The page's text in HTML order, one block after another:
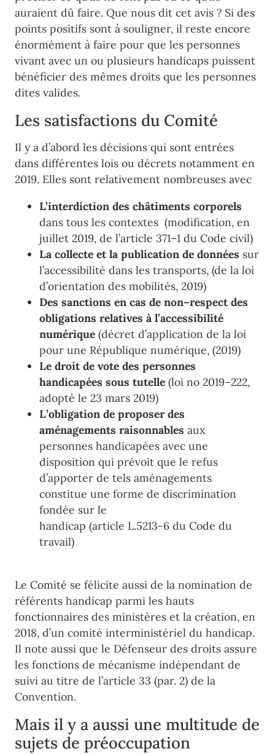
auraient dû faire. Que nous dit cet avis ? Si des
points positifs sont à souligner, il reste encore
énormément à faire pour que les personnes
vivant avec un ou plusieurs handicaps puissent
bénéficier des mêmes droits que les personnes
dites valides.
Les satisfactions du Comité
Il y a d’abord les décisions qui sont entrées
dans différentes lois ou décrets notamment en
2019. Elles sont relativement nombreuses avec
L’interdiction des châtiments corporels
dans tous les contextes (modification, en
juillet 2019, de l’article 371–1 du Code civil)
La collecte et la publication de données sur
l’accessibilité dans les transports, (de la loi
d’orientation des mobilités, 2019)
Des sanctions en cas de non–respect des
obligations relatives à l’accessibilité
numérique (décret d’application de la loi
pour une République numérique, (2019)
Le droit de vote des personnes
handicapées sous tutelle (loi no 2019–222,
adopté le 23 mars 2019)
L’obligation de proposer des
aménagements raisonnables aux
personnes handicapées avec une
disposition qui prévoit que le refus
d’apporter de tels aménagements
constitue une forme de discrimination
fondée sur le
handicap (article L.5213-6 du Code du
travail)
Le Comité se félicite aussi de la nomination de
référents handicap parmi les hauts
fonctionnaires des ministères et la création, en
2018, d’un comité interministériel du handicap.
Il note aussi que le Défenseur des droits assure
les fonctions de mécanisme indépendant de
suivi au titre de l’article 33 (par. 2) de la
Convention.
Mais il y a aussi une multitude de
sujets de préoccupation